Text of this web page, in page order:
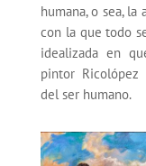
humana, o sea,
con la que todo
idealizada en
pintor
del ser humano.